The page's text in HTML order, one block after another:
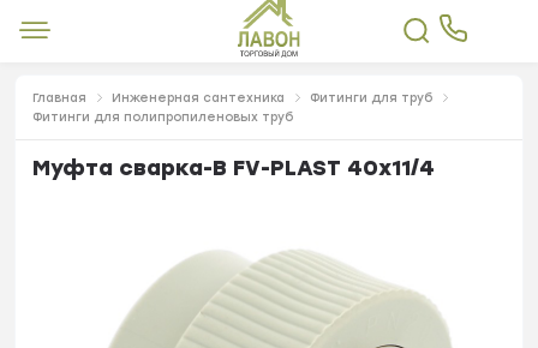
Главная Инженерная сантехника
Фитинги для труб
Фитинги для полипропиленовых труб
Муфта сварка-В FV-PLAST 40х11/4